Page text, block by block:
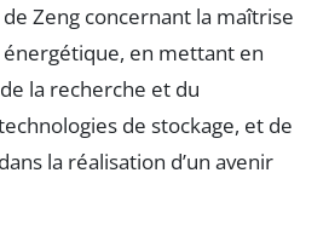
Zeng concernant la maîtrise
en mettant en
la recherche et du
de stockage, et de
la réalisation d’un avenir